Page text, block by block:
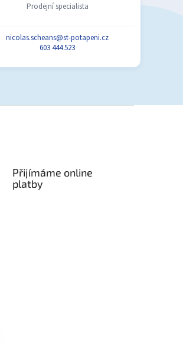
Prodejní specialista
nicolas.scheans@st-potapeni.cz
603 444 523
Přijímáme online
platby